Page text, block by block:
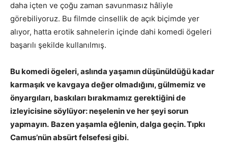
daha içten ve çoğu zaman savunmasız hâliyle
görebiliyoruz. Bu filmde cinsellik de açık biçimde yer
alıyor, hatta erotik sahnelerin içinde dahi komedi ögeleri
başarılı şekilde kullanılmış.
Bu komedi ögeleri, aslında yaşamın düşünüldüğü kadar
karmaşık ve kavgaya değer olmadığını, gülmemiz ve
önyargıları, baskıları bırakmamız gerektiğini de
izleyicisine söylüyor: neşelenin ve her şeyi sorun
yapmayın. Bazen yaşamla eğlenin, dalga geçin. Tıpkı
Camus’nün absürt felsefesi gibi.